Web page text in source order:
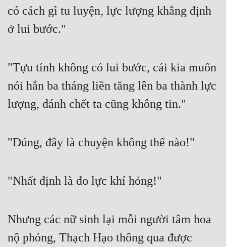
có cách gì tu luyện, lực lượng khẳng định
ở lui bước."
"Tựu tính không có lui bước, cái kia muốn
nói hắn ba tháng liền tăng lên ba thành lực
lượng, đánh chết ta cũng không tin."
"Đúng, đây là chuyện không thể nào!"
"Nhất định là đo lực khí hỏng!"
Nhưng các nữ sinh lại mỗi người tâm hoa
nộ phóng, Thạch Hạo thông qua được